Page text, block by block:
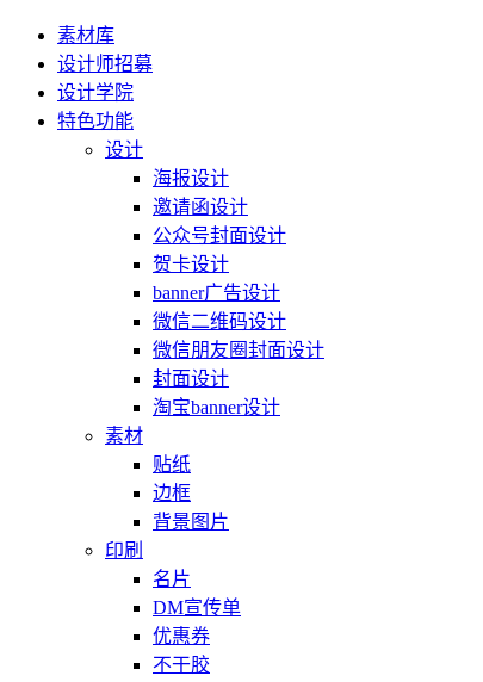
素材库
设计师招募
设计学院
特色功能
设计
海报设计
邀请函设计
公众号封面设计
贺卡设计
banner广告设计
微信二维码设计
微信朋友圈封面设计
封面设计
淘宝banner设计
素材
贴纸
边框
背景图片
印刷
名片
DM宣传单
优惠券
不干胶